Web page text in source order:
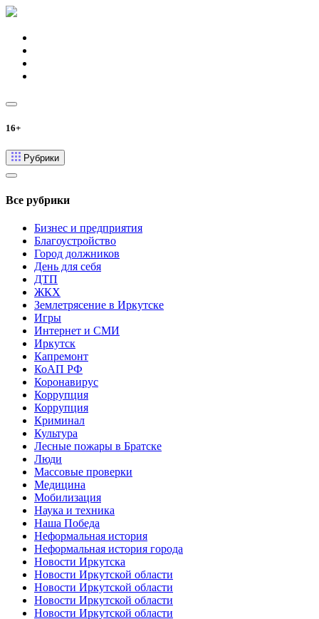
16+
Рубрики
Все рубрики
Бизнес и предприятия
Благоустройство
Город должников
День для себя
ДТП
ЖКХ
Землетрясение в Иркутске
Игры
Интернет и СМИ
Иркутск
Капремонт
КоАП РФ
Коронавирус
Коррупция
Коррупция
Криминал
Культура
Лесные пожары в Братске
Люди
Массовые проверки
Медицина
Мобилизация
Наука и техника
Наша Победа
Неформальная история
Неформальная история города
Новости Иркутска
Новости Иркутской области
Новости Иркутской области
Новости Иркутской области
Новости Иркутской области